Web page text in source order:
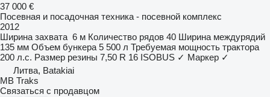
37 000 €
Посевная и посадочная техника - посевной комплекс
2012
Ширина захвата 6 м Количество рядов 40 Ширина междурядий
135 мм Объем бункера 5 500 л Требуемая мощность трактора
200 л.с. Размер резины 7,50 R 16 ISOBUS ✓ Маркер ✓
Литва, Batakiai
MB Traks
Связаться с продавцом